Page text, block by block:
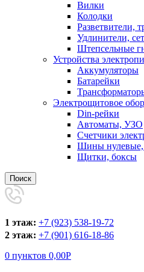
Вилки
Колодки
Разветвители,
Удлинители,
Штепсельные
Устройства
Аккумуляторы
Батарейки
Электрощитовое
Din-рейки
Автоматы, УЗО
Счетчики
Шины нулевые,
Щитки, боксы
Поиск
1 этаж: +7 (923) 538-19-72
2 этаж: +7 (901) 616-18-86
0 пунктов 0,00Р